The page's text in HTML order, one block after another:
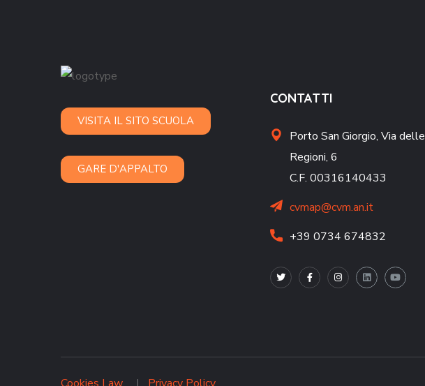
VISITA IL SITO SCUOLA
GARE D'APPALTO
CONTATTI
Porto San Giorgio, Via delle
Regioni, 6
C.F. 00316140433
cvmap@cvm.an.it
+39 0734 674832